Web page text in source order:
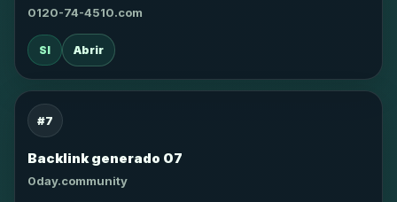
0120-74-4510.com
SI Abrir
#7
Backlink generado 07
0day.community